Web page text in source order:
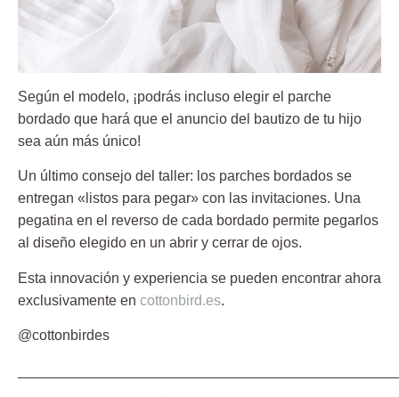
Según el modelo, ¡podrás incluso elegir el parche
bordado que hará que el anuncio del bautizo de tu hijo
sea aún más único!
Un último consejo del taller: los parches bordados se
entregan «listos para pegar» con las invitaciones. Una
pegatina en el reverso de cada bordado permite pegarlos
al diseño elegido en un abrir y cerrar de ojos.
Esta innovación y experiencia se pueden encontrar ahora
exclusivamente en cottonbird.es.
@cottonbirdes